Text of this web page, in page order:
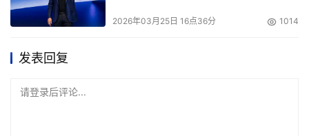
基于精心的筹划，不仅在数据中心市场趋势、需求特征等维
度，为客户解答了疑问，而且进一步体现了Aginode安捷诺
2026年03月25日 16点36分 1014
发表回复
请登录后评论...